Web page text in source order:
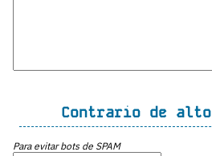
Contrario de alto
Para evitar bots de SPAM